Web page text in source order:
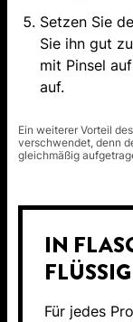
Setzen Sie
Sie ihn gut
mit Pinsel
auf.
Ein weiterer Vorteil
verschwendet, denn
gleichmäßig
IN
Für jedes